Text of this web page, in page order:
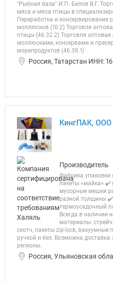
"Рыбная база" И.П. Белов В.Г.
мяса и мяса птицы в
Переработка и консервирование
моллюсков (10.2) Торговля
птицы (46.32.2) Торговля
моллюсками, консервами и
морепродуктов (46.38.1)
Россия, Татарстан ИНН:
КингПАК, ООО
Производитель
Фабрика
пакеты «майка» ✔️
мусорные мешки
разной толщины
термоусадочный
Всегда в наличии
материалы:
скотч, пакеты zip-lock, вакуумные
ручкой и без. Возможна
регионы.
Россия, Ульяновская